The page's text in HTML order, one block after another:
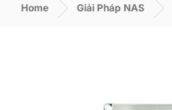
Home Giải Pháp NAS